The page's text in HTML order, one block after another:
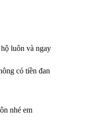
luôn và ngay
có tiền đan
nhé em